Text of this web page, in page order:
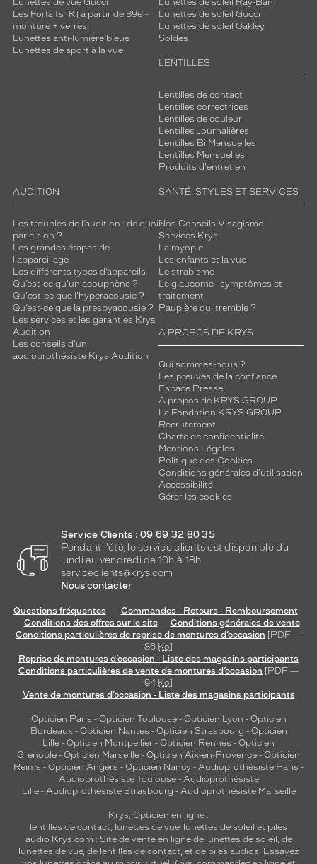
Lunettes de vue Gucci
Les Forfaits [K] à partir de 39€ -
monture + verres
Lunettes anti-lumière bleue
Lunettes de sport à la vue
Lunettes de soleil Ray-Ban
Lunettes de soleil Gucci
Lunettes de soleil Oakley
Soldes
LENTILLES
Lentilles de contact
Lentilles correctrices
Lentilles de couleur
Lentilles Journalières
Lentilles Bi Mensuelles
Lentilles Mensuelles
Produits d'entretien
AUDITION
Les troubles de l’audition : de quoi
parle-t-on ?
Les grandes étapes de
l'appareillage
Les différents types d’appareils
Qu’est-ce qu'un acouphène ?
Qu'est-ce que l'hyperacousie ?
Qu’est-ce que la presbyacousie ?
Les services et les garanties Krys
Audition
Les conseils d'un
audioprothésiste Krys Audition
SANTÉ, STYLES ET SERVICES
Nos Conseils Visagisme
Services Krys
La myopie
Les enfants et la vue
Le strabisme
Le glaucome : symptômes et
traitement
Paupière qui tremble ?
A PROPOS DE KRYS
Qui sommes-nous ?
Les preuves de la confiance
Espace Presse
A propos de KRYS GROUP
La Fondation KRYS GROUP
Recrutement
Charte de confidentialité
Mentions Légales
Politique des Cookies
Conditions générales d'utilisation
Accessibilité
Gérer les cookies
Service Clients : 09 69 32 80 35
Pendant l'été, le service clients est disponible du
lundi au vendredi de 10h à 18h.
serviceclients@krys.com
Nous contacter
Questions fréquentes
Commandes - Retours - Remboursement
Conditions des offres sur le site
Conditions générales de vente
Conditions particulières de reprise de montures d’occasion [PDF —
86 Ko]
Reprise de montures d’occasion - Liste des magasins participants
Conditions particulières de vente de montures d’occasion [PDF —
94 Ko]
Vente de montures d’occasion - Liste des magasins participants
Opticien Paris - Opticien Toulouse- Opticien Lyon - Opticien
Bordeaux- Opticien Nantes - Opticien Strasbourg - Opticien
Lille - Opticien Montpellier - Opticien Rennes - Opticien
Grenoble - Opticien Marseille - Opticien Aix-en-Provence - Opticien
Reims - Opticien Angers - Opticien Nancy - Audioprothésiste Paris -
Audioprothésiste Toulouse- Audioprothésiste
Lille- Audioprothésiste Strasbourg - Audioprothésiste Marseille
Krys, Opticien en ligne :
lentilles de contact, lunettes de vue, lunettes de soleil et piles
audio Krys.com : Site de vente en ligne de lunettes de soleil, de
lunettes de vue, de lentilles de contact, et de piles audios. Essayez